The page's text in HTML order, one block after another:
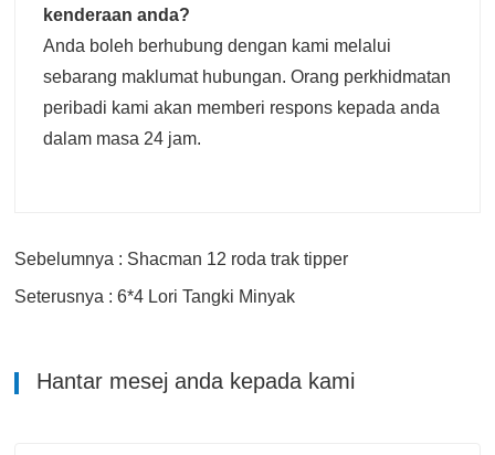
kenderaan anda?
Anda boleh berhubung dengan kami melalui
sebarang maklumat hubungan. Orang perkhidmatan
peribadi kami akan memberi respons kepada anda
dalam masa 24 jam.
Sebelumnya : Shacman 12 roda trak tipper
Seterusnya : 6*4 Lori Tangki Minyak
Hantar mesej anda kepada kami